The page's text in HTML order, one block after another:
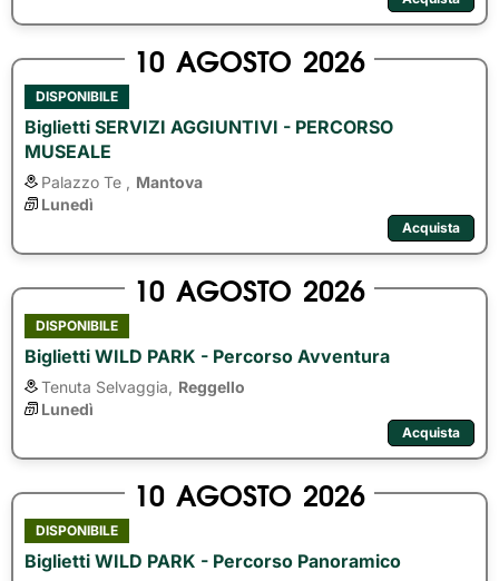
10 AGOSTO 2026
DISPONIBILE
Biglietti SERVIZI AGGIUNTIVI - PERCORSO
MUSEALE
Palazzo Te ,
Mantova
Lunedì
Acquista
10 AGOSTO 2026
DISPONIBILE
Biglietti WILD PARK - Percorso Avventura
Tenuta Selvaggia,
Reggello
Lunedì
Acquista
10 AGOSTO 2026
DISPONIBILE
Biglietti WILD PARK - Percorso Panoramico